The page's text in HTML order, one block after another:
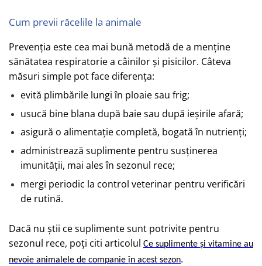
Cum previi răcelile la animale
Prevenția este cea mai bună metodă de a menține
sănătatea respiratorie a câinilor și pisicilor. Câteva
măsuri simple pot face diferența:
evită plimbările lungi în ploaie sau frig;
usucă bine blana după baie sau după ieșirile afară;
asigură o alimentație completă, bogată în nutrienți;
administrează suplimente pentru susținerea
imunității, mai ales în sezonul rece;
mergi periodic la control veterinar pentru verificări
de rutină.
Dacă nu știi ce suplimente sunt potrivite pentru
sezonul rece, poți citi articolul Ce suplimente și vitamine au
nevoie animalele de companieîn acest sezon.